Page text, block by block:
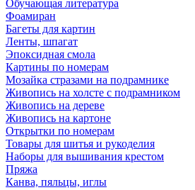
Обучающая литература
Фоамиран
Багеты для картин
Ленты, шпагат
Эпоксидная смола
Картины по номерам
Мозайка стразами на подрамнике
Живопись на холсте с подрамником
Живопись на дереве
Живопись на картоне
Открытки по номерам
Товары для шитья и рукоделия
Наборы для вышивания крестом
Пряжа
Канва, пяльцы, иглы